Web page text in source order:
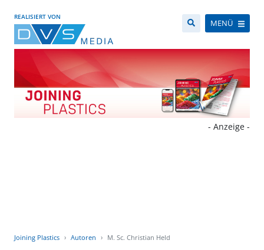
REALISIERT VON
MENÜ
- Anzeige -
Joining Plastics Autoren M. Sc. Christian Held